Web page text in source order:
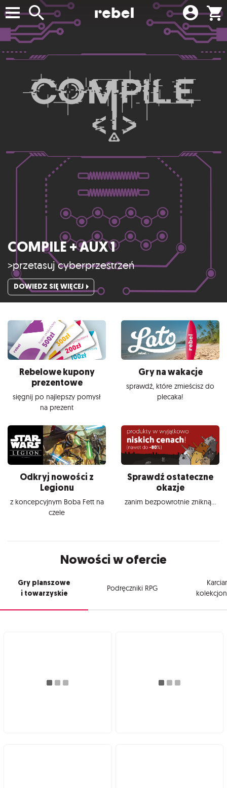
COMPILE + AUX 1
>przetasuj cyberprzestrzeń
DOWIEDZ SIĘ WIĘCEJ
Rebelowe kupony
prezentowe
sięgnij po najlepszy pomysł
na prezent
Gry na wakacje
sprawdź, które zmieścisz do
plecaka!
Odkryj nowości z
Legionu
z koncepcyjnym Boba Fett na
czele
Sprawdź ostateczne
okazje
zanim bezpowrotnie znikną...
Nowości w ofercie
Gry planszowe
i towarzyskie
Podręczniki RPG